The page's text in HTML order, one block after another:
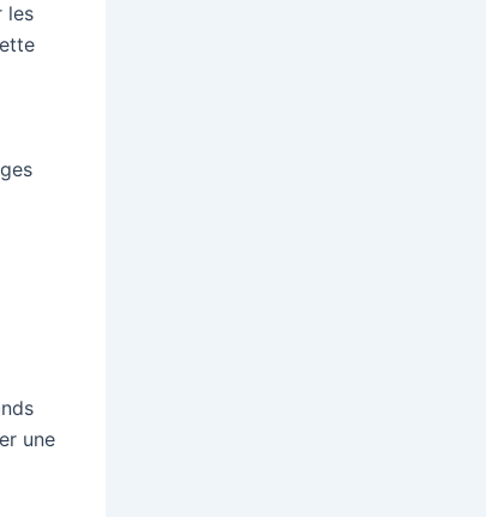
les
une